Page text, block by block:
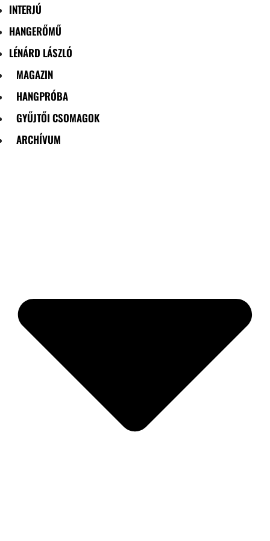
INTERJÚ
HANGERŐMŰ
LÉNÁRD LÁSZLÓ
MAGAZIN
HANGPRÓBA
GYŰJTŐI CSOMAGOK
ARCHÍVUM